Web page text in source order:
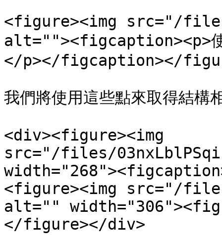
<figure><img src="/files/
alt=""><figcaption><p>使
</p></figcaption></
我們將使用這些點來取得結構
<div><figure><img
src="/files/
<figure><img src="/
alt=""
</figure></div>